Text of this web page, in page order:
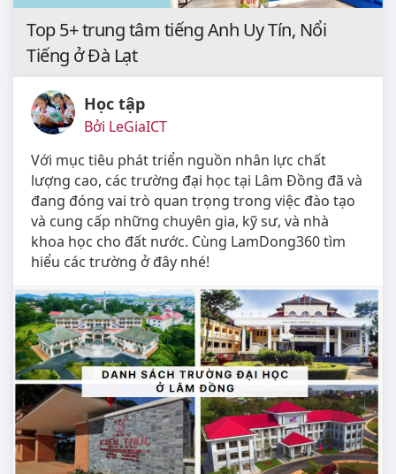
Top 5+ trung tâm tiếng Anh Uy Tín, Nổi
Tiếng ở Đà Lạt
Học tập
Bởi LeGiaICT
Với mục tiêu phát triển nguồn nhân lực chất
lượng cao, các trường đại học tại Lâm Đồng đã và
đang đóng vai trò quan trọng trong việc đào tạo
và cung cấp những chuyên gia, kỹ sư, và nhà
khoa học cho đất nước. Cùng LamDong360 tìm
hiểu các trường ở đây nhé!